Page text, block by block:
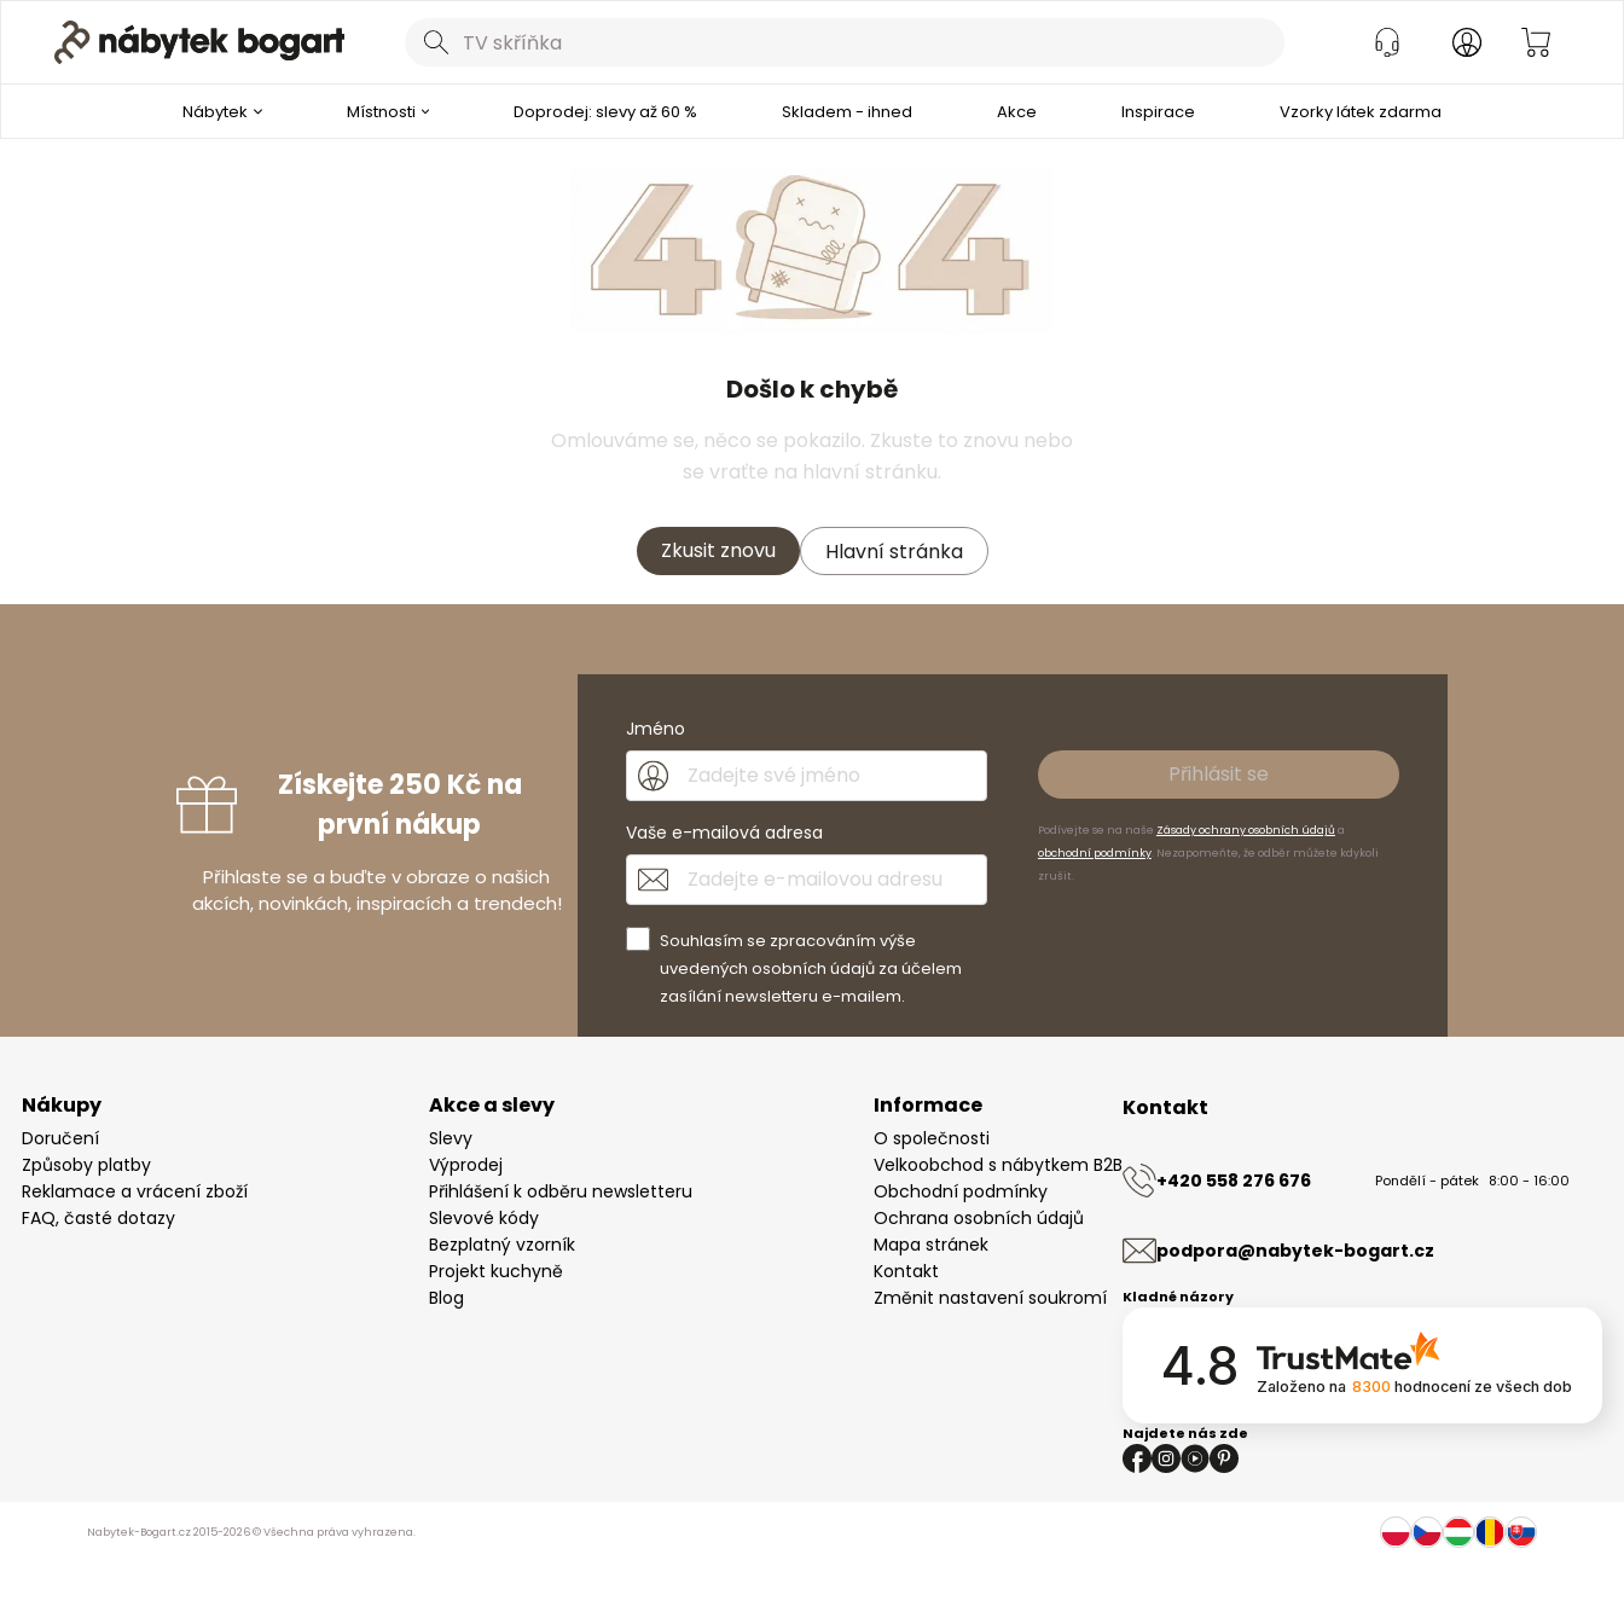
Nábytek Místnosti Doprodej: slevy až 60 % Skladem - ihned Akce Inspirace Vzorky látek zdarma
Došlo k chybě
Omlouváme se, něco se pokazilo. Zkuste to znovu nebo
se vraťte na hlavní stránku.
Zkusit znovu Hlavní stránka
Získejte 250 Kč na
první nákup
Přihlaste se a buďte v obraze o našich
akcích, novinkách, inspiracích a trendech!
Jméno
Vaše e-mailová adresa
Souhlasím se zpracováním výše
uvedených osobních údajů za účelem
zasílání newsletteru e-mailem.
Přihlásit se
Podívejte se na naše Zásady ochrany osobních údajů a
obchodní podmínky. Nezapomeňte, že odběr můžete kdykoli
zrušit.
Nákupy
Doručení
Způsoby platby
Reklamace a vrácení zboží
FAQ, časté dotazy
Akce a slevy
Slevy
Výprodej
Přihlášení k odběru newsletteru
Slevové kódy
Bezplatný vzorník
Projekt kuchyně
Blog
Informace
O společnosti
Velkoobchod s nábytkem B2B
Obchodní podmínky
Ochrana osobních údajů
Mapa stránek
Kontakt
Změnit nastavení soukromí
Kontakt
+420 558 276 676 Pondělí - pátek 8:00 - 16:00
podpora@nabytek-bogart.cz
Kladné názory
4.8 Založeno na 8300 hodnocení ze všech dob
Najdete nás zde
Nabytek-Bogart.cz 2015-2026 © Všechna práva vyhrazena.